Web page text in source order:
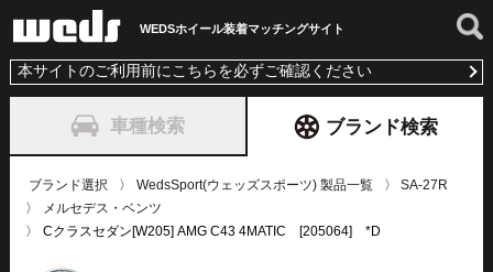
WEDSホイール装着マッチングサイト
本サイトのご利用前にこちらを必ずご確認ください
車種検索 ブランド検索
ブランド選択 WedsSport(ウェッズスポーツ) 製品一覧
SA-27R
メルセデス・ベンツ
Cクラスセダン[W205] AMG C43 4MATIC [205064] *D